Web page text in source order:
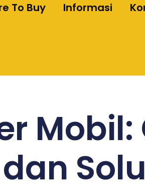
To Buy Informasi
Mobil: